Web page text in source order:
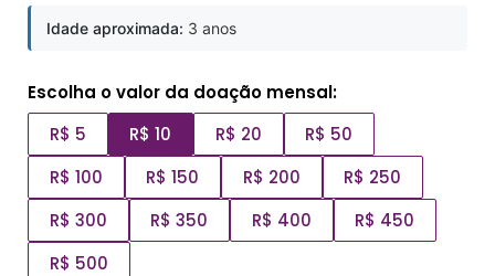
Idade aproximada: 3 anos
Escolha o valor da doação mensal:
R$ 5
R$ 10 R$ 20
R$ 50
R$ 100
R$ 150 R$ 200
R$ 250
R$ 300
R$ 350 R$ 400
R$ 450
R$ 500